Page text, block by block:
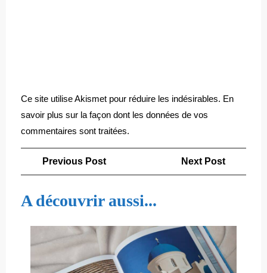
Ce site utilise Akismet pour réduire les indésirables. En
savoir plus sur la façon dont les données de vos
commentaires sont traitées.
Navigation
de
l’article
Previous PostPrevious
Next Post
A découvrir aussi...